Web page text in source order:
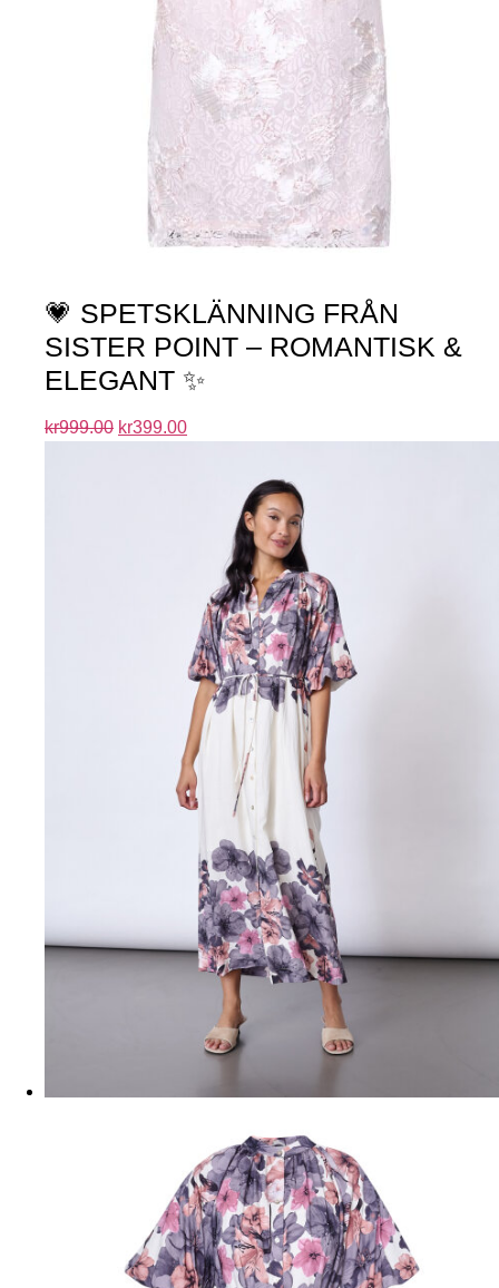
💗 SPETSKLÄNNING FRÅN
SISTER POINT – ROMANTISK &
ELEGANT ✨
kr999.00 kr399.00